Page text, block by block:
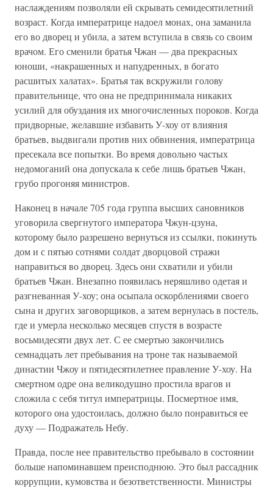
наслаждениям позволяли ей скрывать семидесятилетний
возраст. Когда императрице надоел монах, она заманила
его во дворец и убила, а затем вступила в связь со своим
врачом. Его сменили братья Чжан — два прекрасных
юноши, «накрашенных и напудренных, в богато
расшитых халатах». Братья так вскружили голову
правительнице, что она не предпринимала никаких
усилий для обуздания их многочисленных пороков. Когда
придворные, желавшие избавить У-хоу от влияния
братьев, выдвигали против них обвинения, императрица
пресекала все попытки. Во время довольно частых
недомоганий она допускала к себе лишь братьев Чжан,
грубо прогоняя министров.
Наконец в начале 705 года группа высших сановников
уговорила свергнутого императора Чжун-цзуна,
которому было разрешено вернуться из ссылки, покинуть
дом и с пятью сотнями солдат дворцовой стражи
направиться во дворец. Здесь они схватили и убили
братьев Чжан. Внезапно появилась неряшливо одетая и
разгневанная У-хоу; она осыпала оскорблениями своего
сына и других заговорщиков, а затем вернулась в постель,
где и умерла несколько месяцев спустя в возрасте
восьмидесяти двух лет. С ее смертью закончились
семнадцать лет пребывания на троне так называемой
династии Чжоу и пятидесятилетнее правление У-хоу. На
смертном одре она великодушно простила врагов и
сложила с себя титул императрицы. Посмертное имя,
которого она удостоилась, должно было понравиться ее
духу — Подражатель Небу.
Правда, после нее правительство пребывало в состоянии
больше напоминавшем преисподнюю. Это был рассадник
коррупции, кумовства и безответственности. Министры